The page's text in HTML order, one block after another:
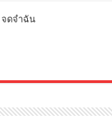
จดจำฉัน